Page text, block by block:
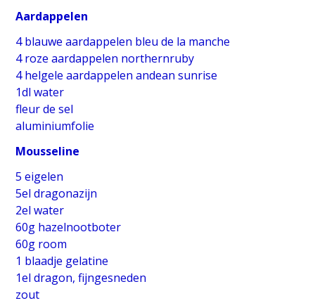
Aardappelen
4 blauwe aardappelen bleu de la manche
4 roze aardappelen northernruby
4 helgele aardappelen andean sunrise
1dl water
fleur de sel
aluminiumfolie
Mousseline
5 eigelen
5el dragonazijn
2el water
60g hazelnootboter
60g room
1 blaadje gelatine
1el dragon, fijngesneden
zout